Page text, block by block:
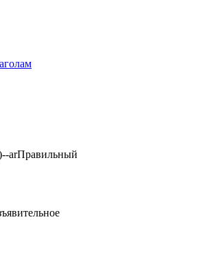
--arПравильный